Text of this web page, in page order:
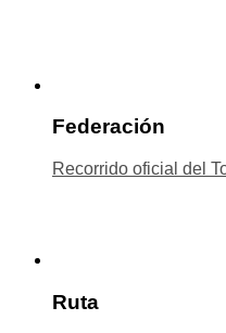
Federación
Recorrido oficial del
Ruta